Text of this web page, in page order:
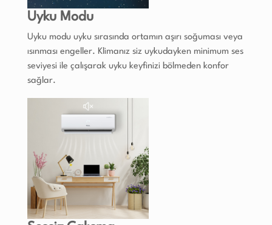
Uyku Modu
Uyku modu uyku sırasında ortamın aşırı soğuması veya
ısınması engeller. Klimanız siz uykudayken minimum ses
seviyesi ile çalışarak uyku keyfinizi bölmeden konfor
sağlar.